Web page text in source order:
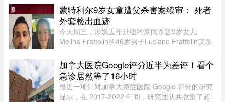
4%至12.3亿元，过去一年新增2 ...
蒙特利尔9岁女童遭父杀害案续审： 死者
外套检出血迹
今天周三，涉嫌去年赴纽约期间杀害9岁女儿
Melina Frattolin的46岁男子Luciano Frattolin谋杀
Luciano Frattolin被控二级谋杀及藏匿尸体，两项
罪名均不认罪，自2025年7月被捕以 ...
加拿大医院Google评分近半为差评！看个
急诊居然等了16小时
最近一项针对加拿大急症医院 Google 评分的研究
显示，在 2017-2022 年间，研究团队共收集了超